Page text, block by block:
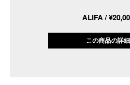
ALIFA /
この商品の詳細